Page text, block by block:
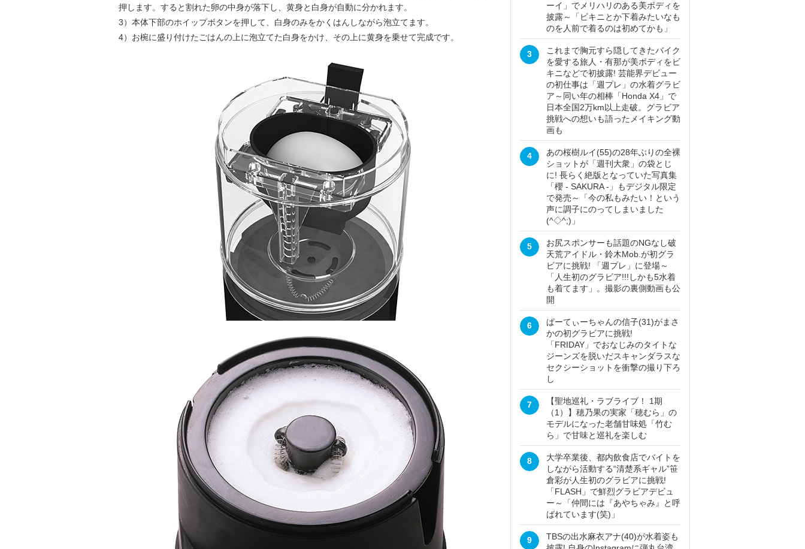
押します。すると割れた卵の中身が落下し、黄身と白身が自動に分かれます。
3）本体下部のホイップボタンを押して、白身のみをかくはんしながら泡立てます。
4）お椀に盛り付けたごはんの上に泡立てた白身をかけ、その上に黄身を乗せて完成です。
ーイ」でメリハリのある美ボディを
披露～「ビキニとか下着みたいなも
のを人前で着るのは初めてかも」
3
これまで胸元すら隠してきたバイク
を愛する旅人・有那が美ボディをビ
キニなどで初披露! 芸能界デビュー
の初仕事は「週プレ」の水着グラビ
ア～同い年の相棒「Honda X4」で
日本全国2万km以上走破。グラビア
挑戦への想いも語ったメイキング動
画も
4
あの桜樹ルイ(55)の28年ぶりの全裸
ショットが「週刊大衆」の袋とじ
に! 長らく絶版となっていた写真集
「櫻 - SAKURA -」もデジタル限定
で発売～「今の私もみたい！という
声に調子にのってしまいました
(^◇^;)」
5
お尻スポンサーも話題のNGなし破
天荒アイドル・鈴木Mob.が初グラ
ビアに挑戦! 「週プレ」に登場～
「人生初のグラビア!!!しかも5水着
も着てます」。撮影の裏側動画も公
開
6
ぱーてぃーちゃんの信子(31)がまさ
かの初グラビアに挑戦!
「FRIDAY」でおなじみのタイトな
ジーンズを脱いだスキャンダラスな
セクシーショットを衝撃の撮り下ろ
し
7
【聖地巡礼・ラブライブ！ 1期
（1）】穂乃果の実家「穂むら」の
モデルになった老舗甘味処「竹む
ら」で甘味と巡礼を楽しむ
8
大学卒業後、都内飲食店でバイトを
しながら活動する“清楚系ギャル”笹
倉彩が人生初のグラビアに挑戦!
「FLASH」で鮮烈グラビアデビュ
ー～「仲間には『あやちゃみ』と呼
ばれています(笑)」
9
TBSの出水麻衣アナ(40)が水着姿も